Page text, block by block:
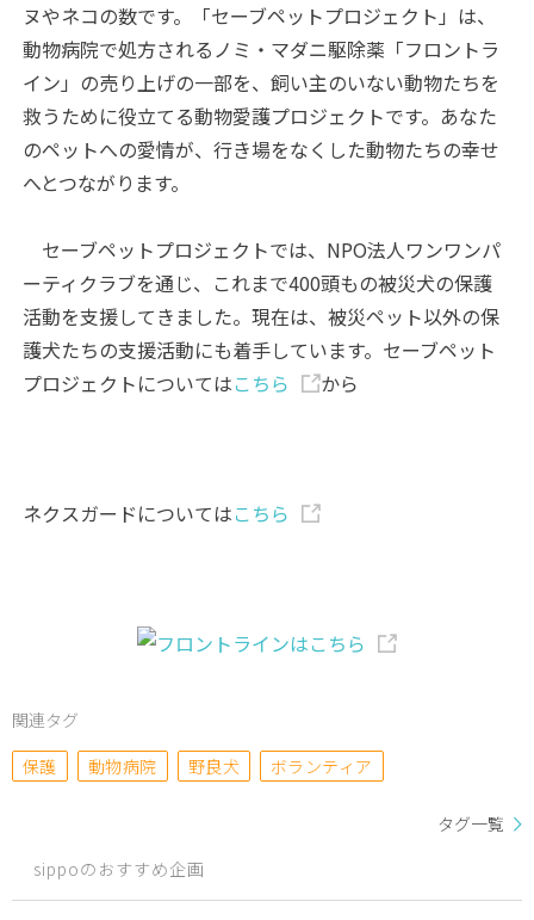
ヌやネコの数です。「セーブペットプロジェクト」は、
動物病院で処方されるノミ・マダニ駆除薬「フロントラ
イン」の売り上げの一部を、飼い主のいない動物たちを
救うために役立てる動物愛護プロジェクトです。あなた
のペットへの愛情が、行き場をなくした動物たちの幸せ
へとつながります。
セーブペットプロジェクトでは、NPO法人ワンワンパ
ーティクラブを通じ、これまで400頭もの被災犬の保護
活動を支援してきました。現在は、被災ペット以外の保
護犬たちの支援活動にも着手しています。セーブペット
プロジェクトについてはこちら から
ネクスガードについてはこちら
関連タグ
保護
動物病院 野良犬 ボランティア
タグ一覧
sippoのおすすめ企画